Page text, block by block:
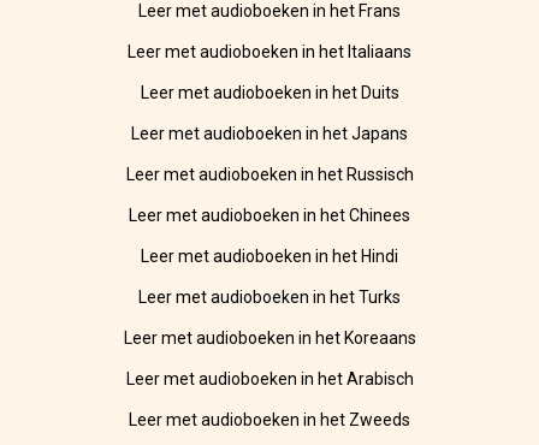
Leer met audioboeken in het Frans
Leer met audioboeken in het Italiaans
Leer met audioboeken in het Duits
Leer met audioboeken in het Japans
Leer met audioboeken in het Russisch
Leer met audioboeken in het Chinees
Leer met audioboeken in het Hindi
Leer met audioboeken in het Turks
Leer met audioboeken in het Koreaans
Leer met audioboeken in het Arabisch
Leer met audioboeken in het Zweeds